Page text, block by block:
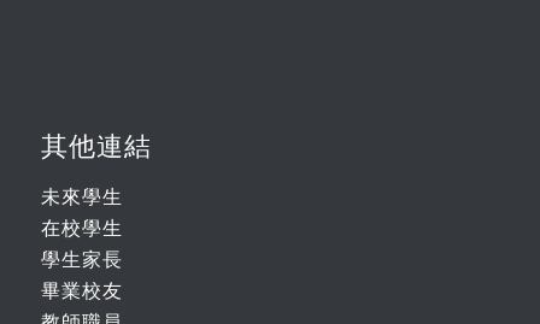
其他連結
未來學生
在校學生
學生家長
畢業校友